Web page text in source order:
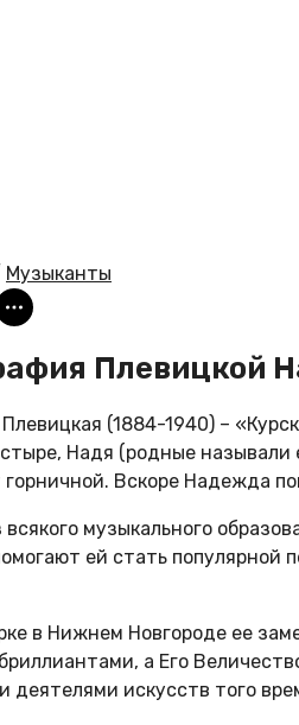
Музыканты
Плевицкой
(1884-1940) –
Надя (родные
горничной. Вскоре Надежда
всякого музыкального
ей стать
в Нижнем Новгороде ее
а Его
деятелями искусств того